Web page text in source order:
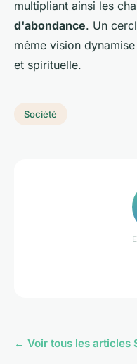
multipliant ainsi les
d'abondance. Un
même vision
et spirituelle.
Société
← Voir tous les articles